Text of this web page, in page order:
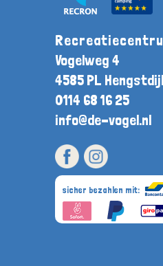
Vogelweg 4
4585 PL
0114 68 16 25
info@de-vogel.nl
sicher bezahlen mit: